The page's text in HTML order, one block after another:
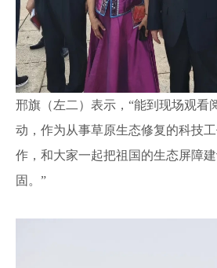
邢旗（左二）表示， “能到现场观看
动，作为从事草原生态修复的科技
作，和大家一起把祖国的生态屏障
固。”